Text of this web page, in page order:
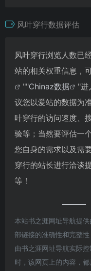
风叶穿行数据评估
风叶穿行浏览人数已
站的相关权重信息，
""Chinaz数据
"进
议您以爱站的数据为
叶穿行的访问速度、
验等；当然要评估一
您自身的需求以及需
穿行的站长进行洽谈
等！
本站书之涯网址导航提
部链接的准确性和完整
由书之涯网址导航实际
时，该网页上的内容，